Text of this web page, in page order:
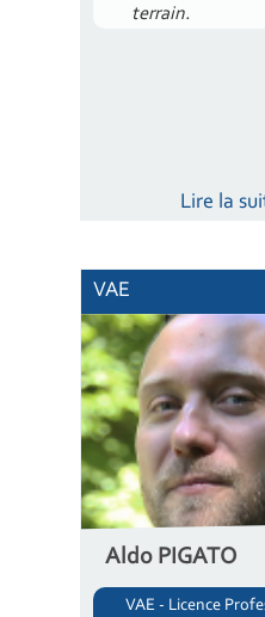
terrain.
Lire la
VAE
Aldo PIGATO
VAE - Licence